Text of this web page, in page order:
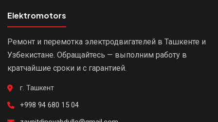
Elektromotors
Ремонт и перемотка электродвигателей в Ташкенте и
Узбекистане. Обращайтесь — выполним работу в
кратчайшие сроки и с гарантией.
г. Ташкент
+998 94 680 15 04